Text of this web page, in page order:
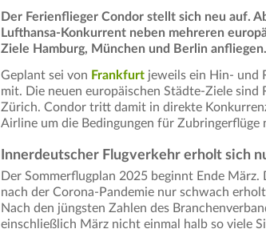
Der Ferienflieger Condor stellt sich neu auf.
Lufthansa-Konkurrent neben mehreren
Ziele Hamburg, München und Berlin anfliegen.
Geplant sei von Frankfurt jeweils ein Hin- und
mit. Die neuen europäischen Städte-Ziele sind
Zürich. Condor tritt damit in direkte
Airline um die Bedingungen für
Innerdeutscher Flugverkehr erholt sich
Der Sommerflugplan 2025 beginnt Ende
nach der Corona-Pandemie nur schwach
Nach den jüngsten Zahlen des
einschließlich März nicht einmal halb so viele